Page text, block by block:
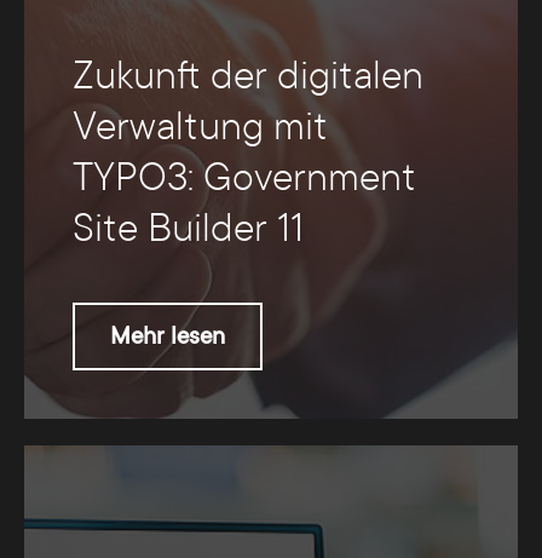
Zukunft der digitalen
Verwaltung mit
TYPO3: Government
Site Builder 11
Mehr lesen